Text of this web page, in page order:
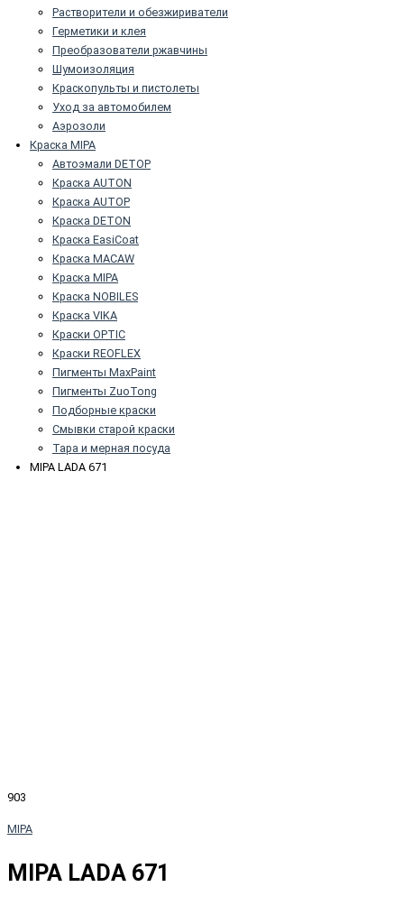
Растворители и обезжириватели
Герметики и клея
Преобразователи ржавчины
Шумоизоляция
Краскопульты и пистолеты
Уход за автомобилем
Аэрозоли
Краска MIPA
Автоэмали DETOP
Краска AUTON
Краска AUTOP
Краска DETON
Краска EasiCoat
Краска MACAW
Краска MIPA
Краска NOBILES
Краска VIKA
Краски OPTIC
Краски REOFLEX
Пигменты MaxPaint
Пигменты ZuoTong
Подборные краски
Смывки старой краски
Тара и мерная посуда
MIPA LADA 671
903
MIPA
MIPA LADA 671